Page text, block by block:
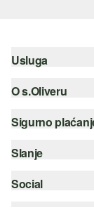
Usluga
Pomoć i česta pitanja
Savjetovanje o
Odjeća
O s.Oliveru
Newsletter
Sigurno
Kreditna kartica
Slanje
Hrvatska pošta
Social